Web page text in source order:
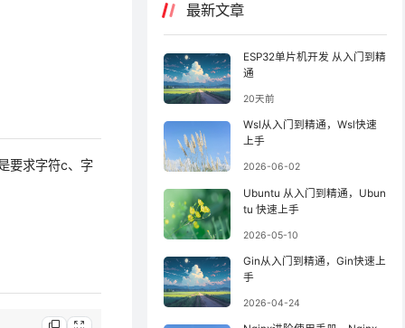
要求字符c、字
最新文章
ESP32单片机开发 从入门到精
通
20天前
Wsl从入门到精通，Wsl快速
上手
2026-06-02
Ubuntu 从入门到精通，Ubun
tu 快速上手
2026-05-10
Gin从入门到精通，Gin快速上
手
2026-04-24